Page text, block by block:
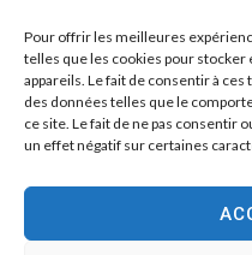
Pour offrir les meilleures
telles que les cookies pour
appareils. Le fait de consentir à
des données telles que le
ce site. Le fait de ne pas consentir
un effet négatif sur certaines